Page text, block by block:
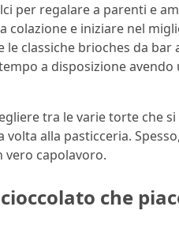
per regalare a parenti e
colazione e iniziare nel
classiche brioches da bar
a disposizione avendo
tra le varie torte che
alla pasticceria.
capolavoro.
che